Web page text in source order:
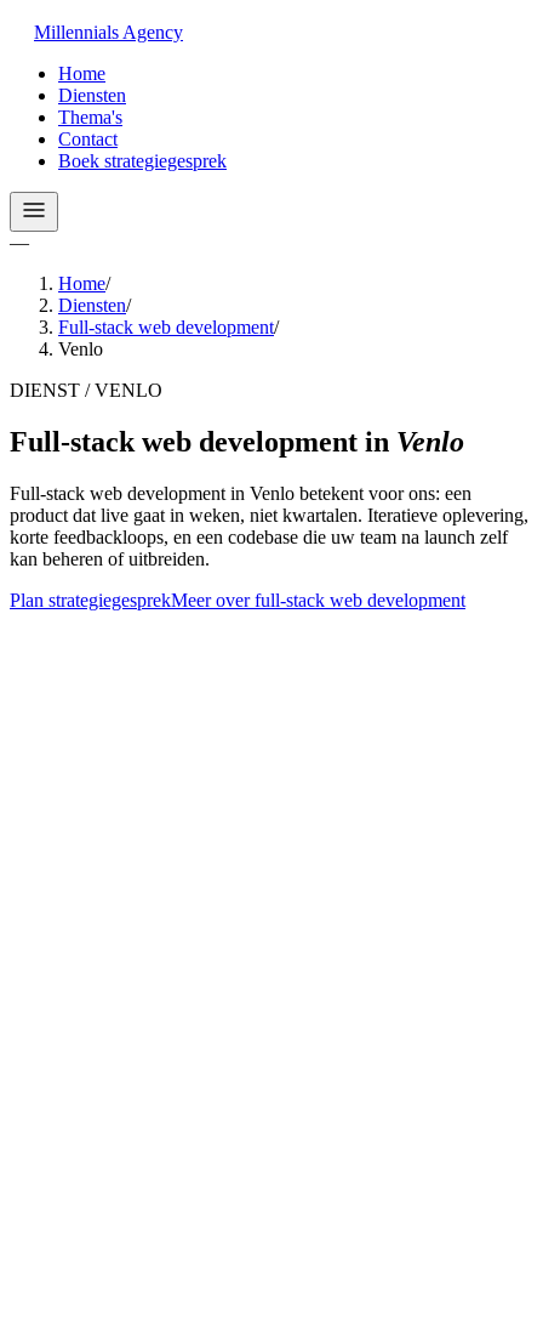
Millennials Agency
Home
Diensten
Thema's
Contact
Boek strategiegesprek
—
Home/
Diensten/
Full-stack web development/
Venlo
DIENST / VENLO
Full-stack web development in Venlo
Full-stack web development in Venlo betekent voor ons: een
product dat live gaat in weken, niet kwartalen. Iteratieve oplevering,
korte feedbackloops, en een codebase die uw team na launch zelf
kan beheren of uitbreiden.
Plan strategiegesprekMeer overfull-stack web development